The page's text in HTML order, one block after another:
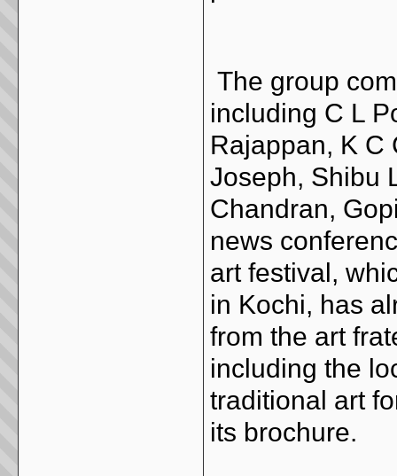
The group
including C L
Rajappan, K C
Joseph, Shibu
Chandran,
news
art festival,
in Kochi, has
from the art
including the
traditional art
its brochure.